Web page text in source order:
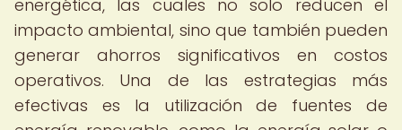
energética, las cuales no solo reducen el
impacto ambiental, sino que también pueden
generar ahorros significativos en costos
operativos. Una de las estrategias más
efectivas es la utilización de fuentes de